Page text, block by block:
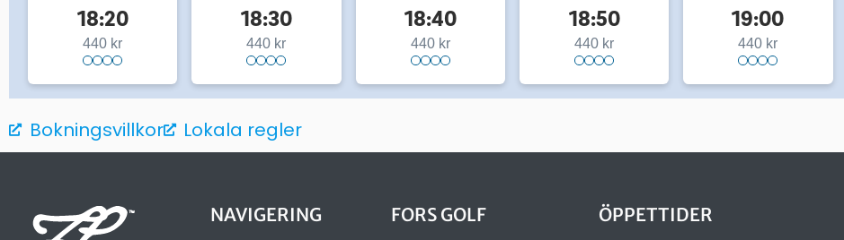
18:20
440 kr
18:30
440 kr
18:40
440 kr
18:50
440 kr
19:00
440 kr
Bokningsvillkor Lokala regler
NAVIGERING
FORS GOLF
ÖPPETTIDER